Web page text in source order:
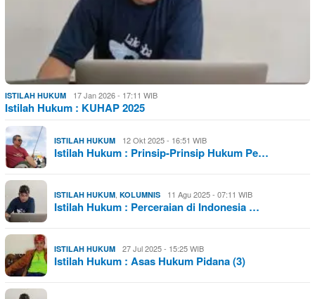
ISTILAH HUKUM 17 Jan 2026 - 17:11 WIB
Istilah Hukum : KUHAP 2025
ISTILAH HUKUM 12 Okt 2025 - 16:51 WIB
Istilah Hukum : Prinsip-Prinsip Hukum Pe…
ISTILAH HUKUM, KOLUMNIS 11 Agu 2025 - 07:11 WIB
Istilah Hukum : Perceraian di Indonesia …
ISTILAH HUKUM 27 Jul 2025 - 15:25 WIB
Istilah Hukum : Asas Hukum Pidana (3)